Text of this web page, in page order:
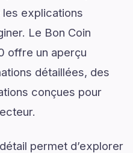
explications
Le Bon Coin
offre un aperçu
détaillées, des
conçues pour
permet d’explorer